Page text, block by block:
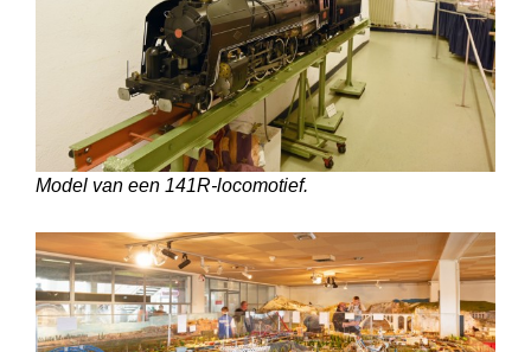
Model van een 141R-locomotief.